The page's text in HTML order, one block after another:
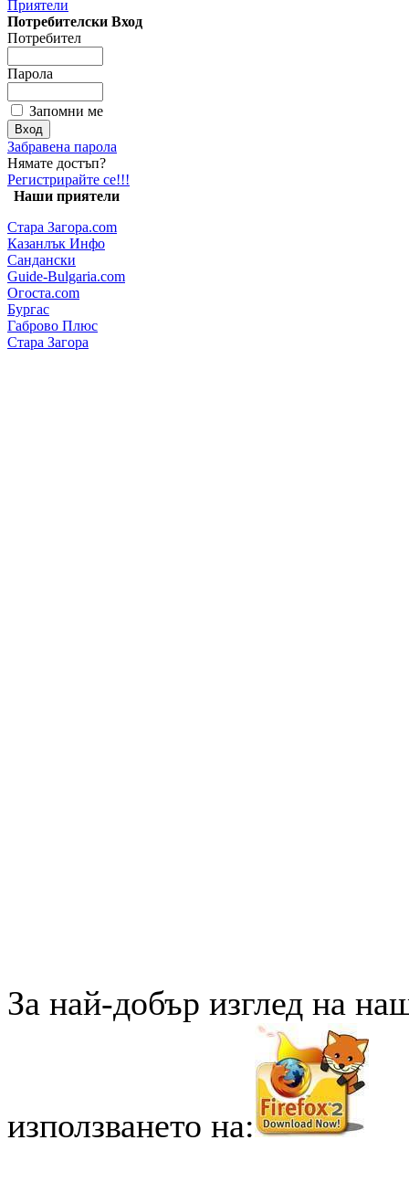
Приятели
Потребителски Вход
Потребител
Парола
Запомни ме
Забравена парола
Нямате достъп?
Регистрирайте се!!!
Наши приятели
Стара Загора.com
Казанлък Инфо
Сандански
Guide-Bulgaria.com
Огоста.com
Бургас
Габрово Плюс
Стара Загора
За най-добър изглед на
използването на: